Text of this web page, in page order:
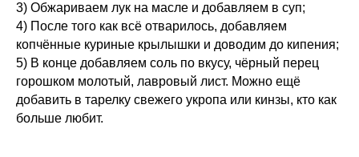
3) Обжариваем лук на масле и добавляем в суп;
4) После того как всё отварилось, добавляем
копчённые куриные крылышки и доводим до кипения;
5) В конце добавляем соль по вкусу, чёрный перец
горошком молотый, лавровый лист. Можно ещё
добавить в тарелку свежего укропа или кинзы, кто как
больше любит.